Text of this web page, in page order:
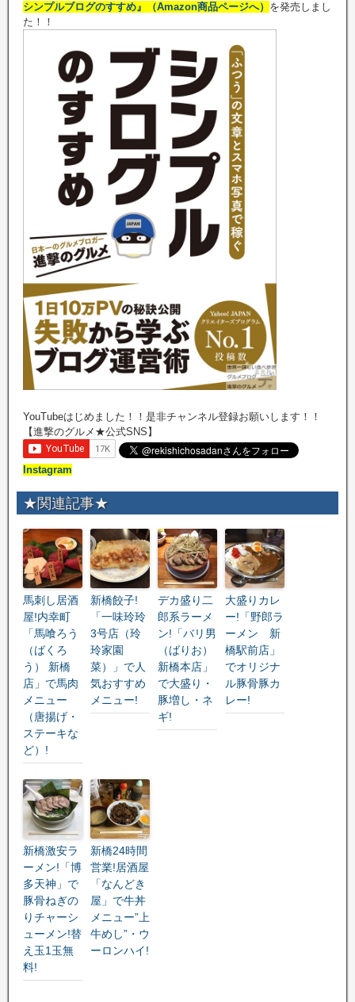
シンプルブログのすすめ』（Amazon商品ページへ） を発売しまし
た！！
YouTubeはじめました！！是非チャンネル登録お願いします！！
【進撃のグルメ★公式SNS】
Instagram
★関連記事★
馬刺し居酒
屋!内幸町
「馬喰ろう
（ばくろ
う） 新橋
店」で馬肉
メニュー
（唐揚げ・
ステーキな
ど）!
新橋餃子!
「一味玲玲
3号店（玲
玲家園
菜）」で人
気おすすめ
メニュー!
デカ盛り二
郎系ラーメ
ン!「バリ男
（ばりお）
新橋本店」
で大盛り・
豚増し・ネ
ギ!
大盛りカレ
ー!「野郎ラ
ーメン 新
橋駅前店」
でオリジナ
ル豚骨豚カ
レー!
新橋激安ラ
ーメン!「博
多天神」で
豚骨ねぎの
りチャーシ
ューメン!替
え玉1玉無
料!
新橋24時間
営業!居酒屋
「なんどき
屋」で牛丼
メニュー”上
牛めし”・ウ
ーロンハイ!